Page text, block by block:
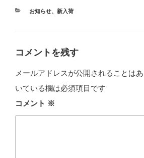
カ
お知らせ、 新入荷
コメントを残す
メールアドレスが公開されることはあ
いている欄は必須項目です
コメント ※